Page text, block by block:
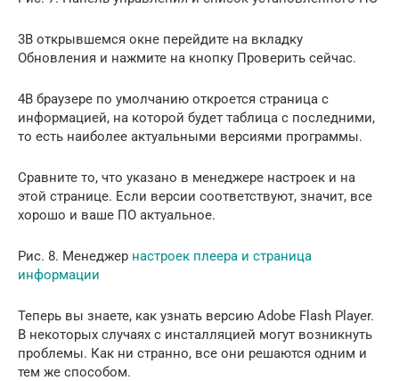
3В открывшемся окне перейдите на вкладку
Обновления и нажмите на кнопку Проверить сейчас.
4В браузере по умолчанию откроется страница с
информацией, на которой будет таблица с последними,
то есть наиболее актуальными версиями программы.
Сравните то, что указано в менеджере настроек и на
этой странице. Если версии соответствуют, значит, все
хорошо и ваше ПО актуальное.
Рис. 8. Менеджер настроек плеера и страница
информации
Теперь вы знаете, как узнать версию Adobe Flash Player.
В некоторых случаях с инсталляцией могут возникнуть
проблемы. Как ни странно, все они решаются одним и
тем же способом.